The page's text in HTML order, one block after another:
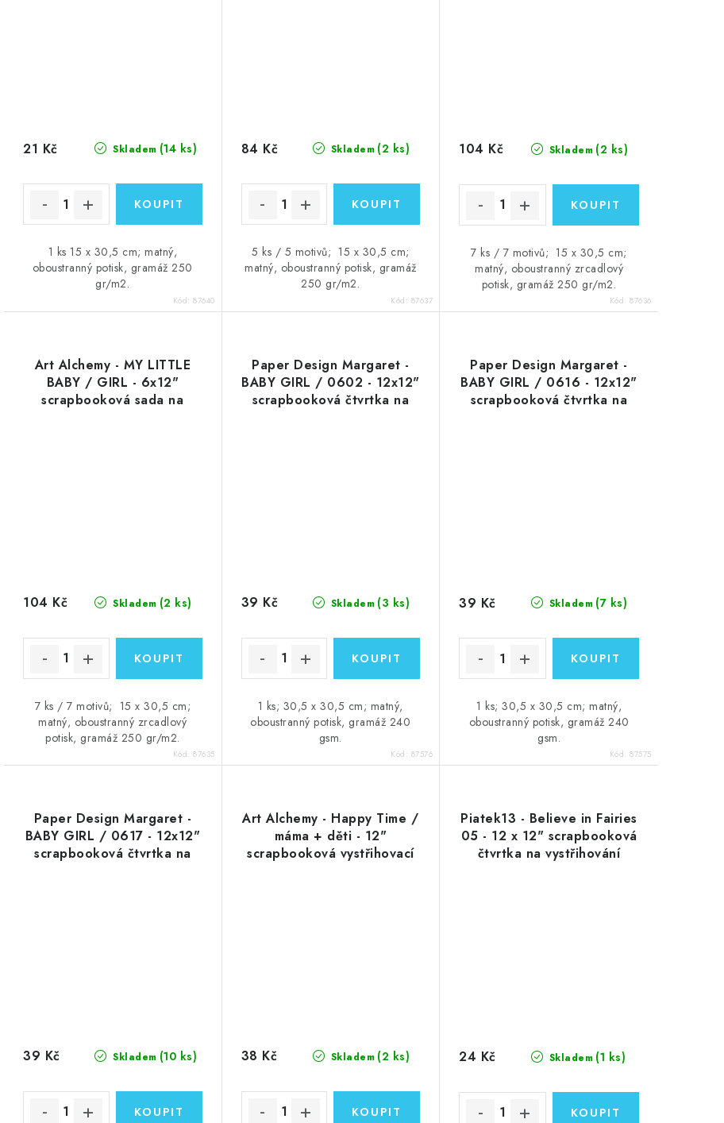
Skladem (14 ks)
21 Kč
1 ks 15 x 30,5 cm; matný,
oboustranný potisk, gramáž 250
gr/m2.
Kód:87640
Skladem (2 ks)
84 Kč
5 ks / 5 motivů; 15 x 30,5 cm;
matný, oboustranný potisk, gramáž
250 gr/m2.
Kód: 87637
Skladem (2 ks)
104 Kč
7 ks / 7 motivů; 15 x 30,5 cm;
matný, oboustranný zrcadlový
potisk, gramáž 250 gr/m2.
Kód:87636
Art Alchemy - MY LITTLE
BABY / GIRL - 6x12"
scrapbooková sada na
Skladem (2 ks)
104 Kč
7 ks / 7 motivů; 15 x 30,5 cm;
matný, oboustranný zrcadlový
potisk, gramáž 250 gr/m2.
Kód:87635
Paper Design Margaret -
BABY GIRL / 0602 - 12x12"
scrapbooková čtvrtka na
Skladem (3 ks)
39 Kč
1 ks; 30,5 x 30,5 cm; matný,
oboustranný potisk, gramáž 240
gsm.
Kód: 87576
Paper Design Margaret -
BABY GIRL / 0616 - 12x12"
scrapbooková čtvrtka na
Skladem (7 ks)
39 Kč
1 ks; 30,5 x 30,5 cm; matný,
oboustranný potisk, gramáž 240
gsm.
Kód:87575
Paper Design Margaret -
BABY GIRL / 0617 - 12x12"
scrapbooková čtvrtka na
Skladem (10 ks)
39 Kč
Art Alchemy - Happy Time /
máma + děti - 12"
scrapbooková vystřihovací
Skladem (2 ks)
38 Kč
Piatek13 - Believe in Fairies
05 - 12 x 12" scrapbooková
čtvrtka na vystřihování
Skladem (1 ks)
24 Kč